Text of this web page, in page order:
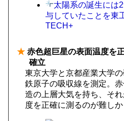
太陽系の誕生には
与していたことを東
TECH+
★ 赤色超巨星の表面温度を
確立
東京大学と京都産業大学の
鉄原子の吸収線を測定。
造の上層大気を持ち、そ
度を正確に測るのが難しか